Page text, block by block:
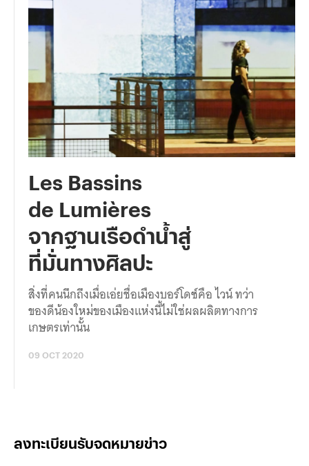
Les Bassins
de Lumières
จากฐานเรือดำน้ำสู่
ที่มั่นทางศิลปะ
สิ่งที่คนนึกถึงเมื่อเอ่ยชื่อเมืองบอร์โดซ์คือ ไวน์ ทว่า
ของดีน้องใหม่ของเมืองแห่งนี้ไม่ใช่ผลผลิตทางการ
เกษตรเท่านั้น
09 OCT 2020
ลงทะเบียนรับจดหมายข่าว